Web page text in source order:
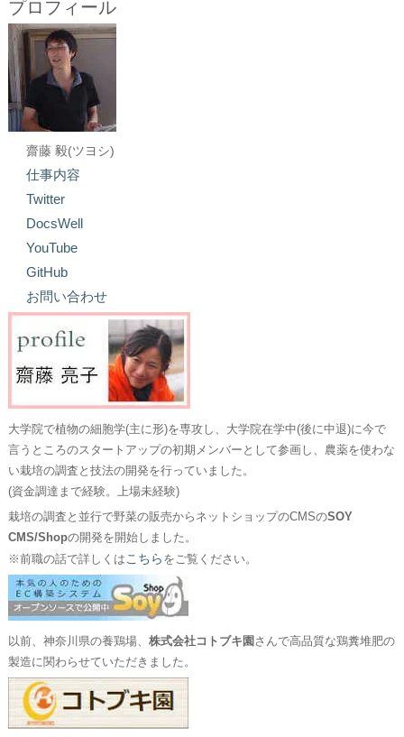
プロフィール
齋藤 毅(ツヨシ)
仕事内容
Twitter
DocsWell
YouTube
GitHub
お問い合わせ
大学院で植物の細胞学(主に形)を専攻し、大学院在学中(後に中退)に今で
言うところのスタートアップの初期メンバーとして参画し、農薬を使わな
い栽培の調査と技法の開発を行っていました。
(資金調達まで経験。上場未経験)
栽培の調査と並行で野菜の販売からネットショップのCMSのSOY
CMS/Shopの開発を開始しました。
※前職の話で詳しくはこちら をご覧ください。
以前、神奈川県の養鶏場、 株式会社コトブキ園 さんで高品質な鶏糞堆肥の
製造に関わらせていただきました。